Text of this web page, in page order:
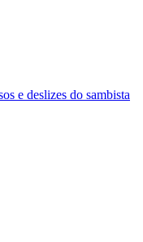
e deslizes do sambista